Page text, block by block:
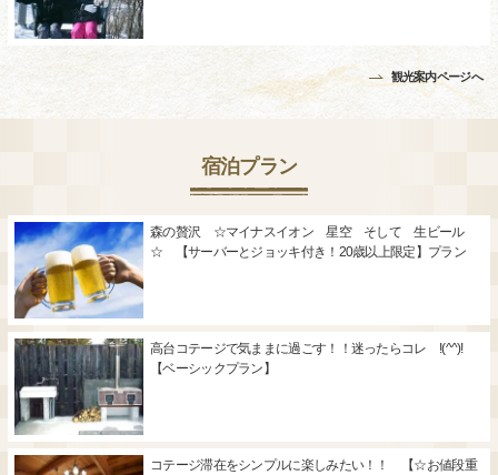
観光案内ページへ
宿泊プラン
森の贅沢 ☆マイナスイオン 星空 そして 生ビール
☆ 【サーバーとジョッキ付き！20歳以上限定】プラン
高台コテージで気ままに過ごす！！迷ったらコレ !(^^)!
【ベーシックプラン】
コテージ滞在をシンプルに楽しみたい！！ 【☆お値段重